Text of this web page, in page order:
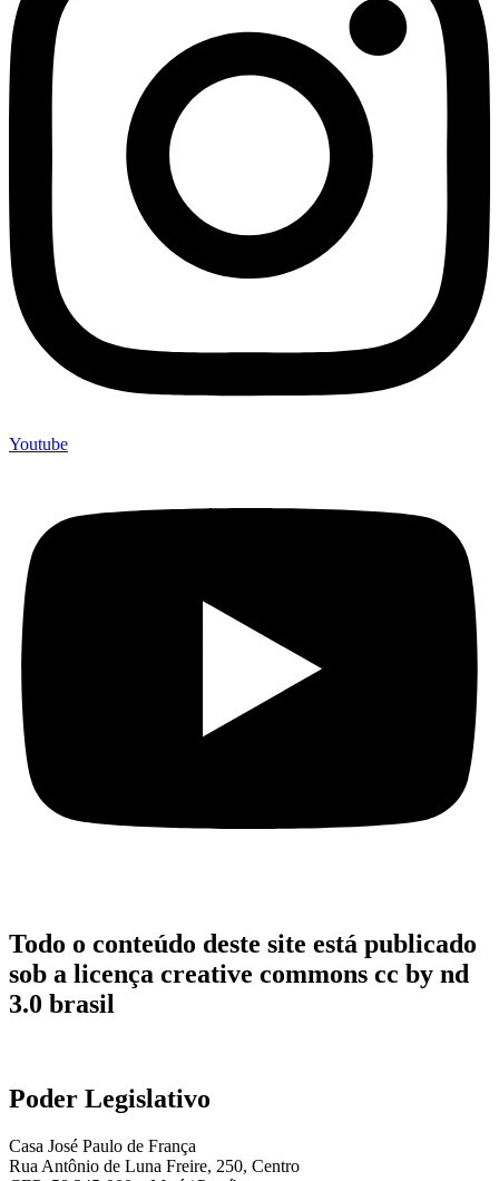
Youtube
Todo o conteúdo deste site está publicado
sob a licença creative commons cc by nd
3.0 brasil
Poder Legislativo
Casa José Paulo de França
Rua Antônio de Luna Freire, 250, Centro